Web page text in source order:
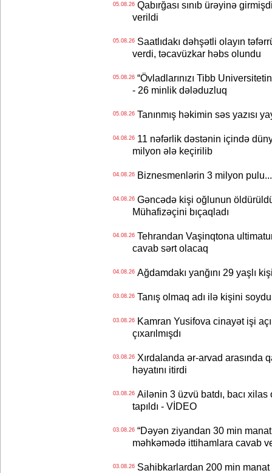
05.08.26Qabırğası sınıb ürəyinə
verildi
05.08.26Saatlıdakı dəhşətli olayın
verdi, təcavüzkar həbs olundu
05.08.26“Övladlarınızı Tibb
- 26 minlik dələduzluq
05.08.26Tanınmış həkimin səs yazısı
04.08.2611 nəfərlik dəstənin içində
milyon ələ keçirilib
04.08.26Biznesmenlərin 3 milyon
04.08.26Gəncədə kişi oğlunun
Mühafizəçini bıçaqladı
04.08.26Tehrandan Vaşinqtona
cavab sərt olacaq
04.08.26Ağdamdakı yanğını 29 yaşlı
03.08.26Tanış olmaq adı ilə kişini
03.08.26Kamran Yusifova cinayət işi
çıxarılmışdı
03.08.26Xırdalanda ər-arvad arasında
həyatını itirdi
03.08.26Ailənin 3 üzvü batdı, bacı xilas
tapıldı - VİDEO
03.08.26“Dəyən ziyandan 30 min
məhkəmədə ittihamlara cavab
03.08.26Sahibkarlardan 200 min manat